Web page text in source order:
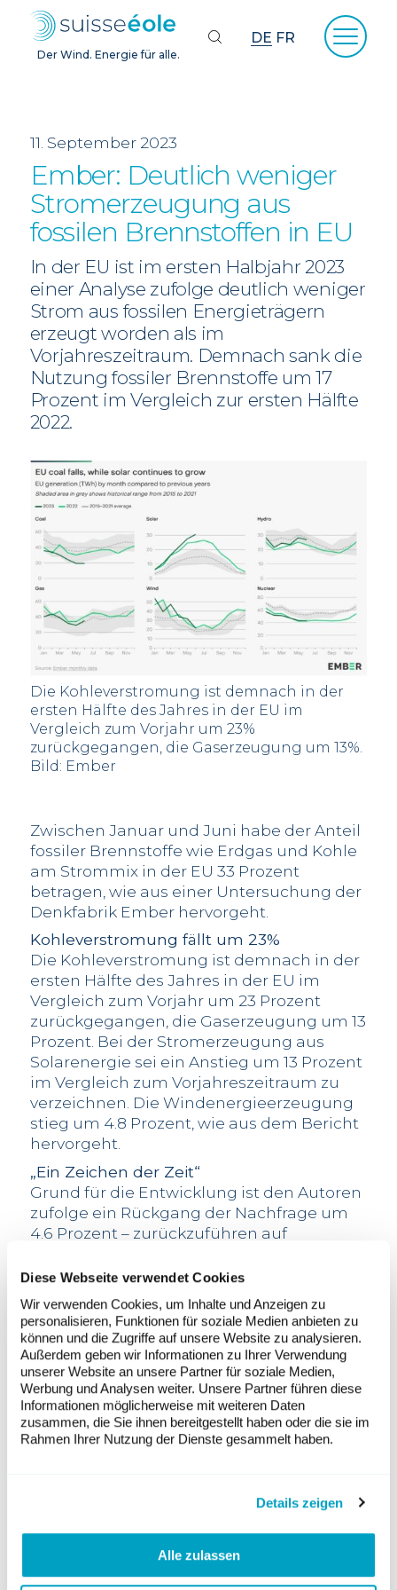
Diese Webseite verwendet Cookies
Wir verwenden Cookies, um Inhalte und Anzeigen zu
personalisieren, Funktionen für soziale Medien anbieten zu
können und die Zugriffe auf unsere Website zu analysieren.
Außerdem geben wir Informationen zu Ihrer Verwendung
unserer Website an unsere Partner für soziale Medien,
Werbung und Analysen weiter. Unsere Partner führen diese
Informationen möglicherweise mit weiteren Daten
zusammen, die Sie ihnen bereitgestellt haben oder die sie im
Rahmen Ihrer Nutzung der Dienste gesammelt haben.
Details zeigen
Alle zulassen
Der Wind. Energie für alle.
DE FR
11. September 2023
Ember: Deutlich weniger
Stromerzeugung aus
fossilen Brennstoffen in EU
In der EU ist im ersten Halbjahr 2023
einer Analyse zufolge deutlich weniger
Strom aus fossilen Energieträgern
erzeugt worden als im
Vorjahreszeitraum. Demnach sank die
Nutzung fossiler Brennstoffe um 17
Prozent im Vergleich zur ersten Hälfte
2022.
Die Kohleverstromung ist demnach in der
ersten Hälfte des Jahres in der EU im
Vergleich zum Vorjahr um 23%
zurückgegangen, die Gaserzeugung um 13%.
Bild: Ember
Zwischen Januar und Juni habe der Anteil
fossiler Brennstoffe wie Erdgas und Kohle
am Strommix in der EU 33 Prozent
betragen, wie aus einer Untersuchung der
Denkfabrik Ember hervorgeht.
Kohleverstromung fällt um 23%
Die Kohleverstromung ist demnach in der
ersten Hälfte des Jahres in der EU im
Vergleich zum Vorjahr um 23 Prozent
zurückgegangen, die Gaserzeugung um 13
Prozent. Bei der Stromerzeugung aus
Solarenergie sei ein Anstieg um 13 Prozent
im Vergleich zum Vorjahreszeitraum zu
verzeichnen. Die Windenergieerzeugung
stieg um 4.8 Prozent, wie aus dem Bericht
hervorgeht.
„Ein Zeichen der Zeit“
Grund für die Entwicklung ist den Autoren
zufolge ein Rückgang der Nachfrage um
4.6 Prozent – zurückzuführen auf
eine geringere Industrieproduktion und
geringeren Verbrauch im Winter.
„Der Rückgang der fossilen Brennstoffe ist
ein Zeichen der Zeit“, sagte Autor Matt
Ewen. „Aber wir müssen sehen, dass
saubere Energie die fossilen Brennstoffe
schneller ersetzt. Ein massiver Vorstoss, vor
allem bei Solar- und Windenergie, ist
11 Länder mit über 20% Rückgang
Der Rückgang fossiler Brennstoff in der
ersten Jahreshälfte sei in ganz Europa zu